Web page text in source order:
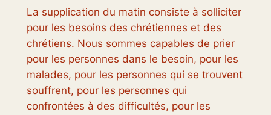
La supplication du matin consiste à solliciter
pour les besoins des chrétiennes et des
chrétiens. Nous sommes capables de prier
pour les personnes dans le besoin, pour les
malades, pour les personnes qui se trouvent
souffrent, pour les personnes qui
confrontées à des difficultés, pour les